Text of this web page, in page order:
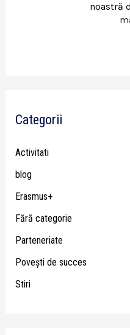
noastră
Categorii
Activitati
blog
Erasmus+
Fără categorie
Parteneriate
Poveşti de succes
Stiri